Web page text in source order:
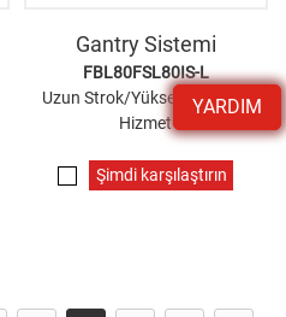
YARDIM
Gantry Sistemi
FBL80FSL80IS-L
Uzun Strok/Yüksek Hız/Ağır
Hizmet
Şimdi karşılaştırın